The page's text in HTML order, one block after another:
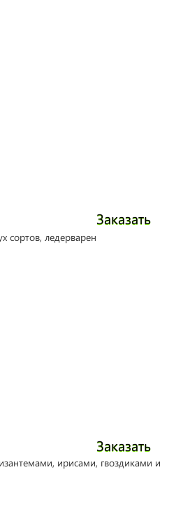
Заказать
Заказать